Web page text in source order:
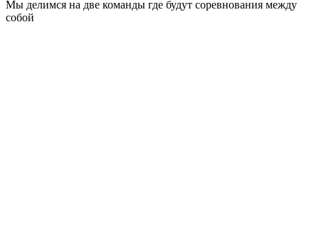
Мы делимся на две команды где будут соревнования между
собой